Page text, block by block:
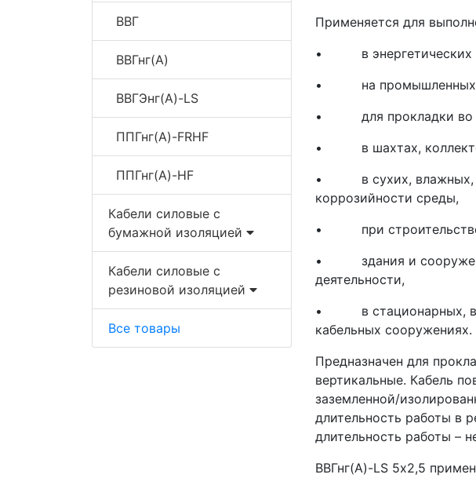
ВВГ
ВВГнг(A)
ВВГЭнг(A)-LS
ППГнг(A)-FRHF
ППГнг(A)-HF
Кабели силовые с
бумажной изоляцией
Кабели силовые с
резиновой изоляцией
Все товары
Применяется для
• в энергетических
• на промышленных
• для прокладки во
• в шахтах,
• в сухих, влажных, а
коррозийности среды,
• при
• здания и сооружения
деятельности,
• в стационарных, в
кабельных сооружениях.
Предназначен для
вертикальные. Кабель
заземленной/
длительность работы в
длительность работы –
ВВГнг(А)-LS 5х2,5